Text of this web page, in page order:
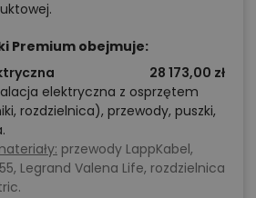
Premium obejmuje:
28 173,00 zł
elektryczna z osprzętem
rozdzielnica), przewody, puszki,
przewody LappKabel,
Legrand Valena Life, rozdzielnica